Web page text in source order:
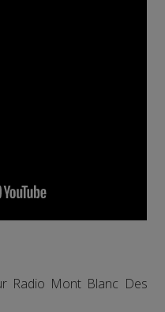
Radio Mont Blanc Des